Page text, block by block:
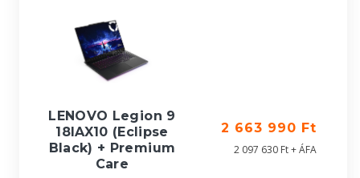
LENOVO Legion 9
18IAX10 (Eclipse
Black) + Premium
Care
2 663 990 Ft
2 097 630 Ft + ÁFA